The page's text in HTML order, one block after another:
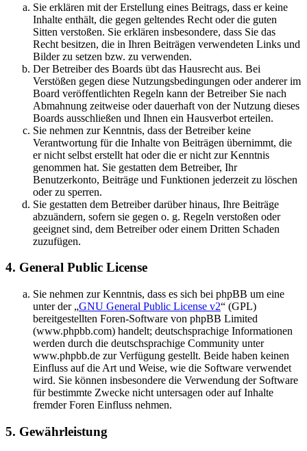
Sie erklären mit der Erstellung eines Beitrags, dass er keine
Inhalte enthält, die gegen geltendes Recht oder die guten
Sitten verstoßen. Sie erklären insbesondere, dass Sie das
Recht besitzen, die in Ihren Beiträgen verwendeten Links und
Bilder zu setzen bzw. zu verwenden.
Der Betreiber des Boards übt das Hausrecht aus. Bei
Verstößen gegen diese Nutzungsbedingungen oder anderer im
Board veröffentlichten Regeln kann der Betreiber Sie nach
Abmahnung zeitweise oder dauerhaft von der Nutzung dieses
Boards ausschließen und Ihnen ein Hausverbot erteilen.
Sie nehmen zur Kenntnis, dass der Betreiber keine
Verantwortung für die Inhalte von Beiträgen übernimmt, die
er nicht selbst erstellt hat oder die er nicht zur Kenntnis
genommen hat. Sie gestatten dem Betreiber, Ihr
Benutzerkonto, Beiträge und Funktionen jederzeit zu löschen
oder zu sperren.
Sie gestatten dem Betreiber darüber hinaus, Ihre Beiträge
abzuändern, sofern sie gegen o. g. Regeln verstoßen oder
geeignet sind, dem Betreiber oder einem Dritten Schaden
zuzufügen.
4. General Public License
Sie nehmen zur Kenntnis, dass es sich bei phpBB um eine
unter der „GNU General Public License v2“ (GPL)
bereitgestellten Foren-Software von phpBB Limited
(www.phpbb.com) handelt; deutschsprachige Informationen
werden durch die deutschsprachige Community unter
www.phpbb.de zur Verfügung gestellt. Beide haben keinen
Einfluss auf die Art und Weise, wie die Software verwendet
wird. Sie können insbesondere die Verwendung der Software
für bestimmte Zwecke nicht untersagen oder auf Inhalte
fremder Foren Einfluss nehmen.
5. Gewährleistung